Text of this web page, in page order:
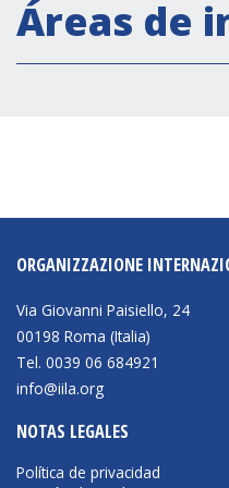
Secretaría Cultural
género
Partnership
COOPERACIÓN
Patrimonio cultural
Áreas de
ORGANIZZAZIONE
Via Giovanni Paisiello, 24
00198 Roma (Italia)
Tel. 0039 06 684921
info@iila.org
NOTAS LEGALES
Política de privacidad